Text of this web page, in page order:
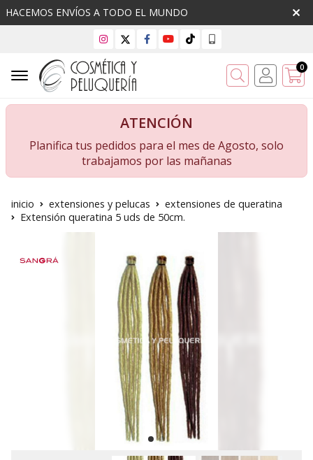
HACEMOS ENVÍOS A TODO EL MUNDO
Buscar 0
ATENCIÓN
Planifica tus pedidos para el mes de Agosto, solo
trabajamos por las mañanas
inicio extensiones y pelucas
extensiones de queratina
Extensión queratina 5 uds de 50cm.